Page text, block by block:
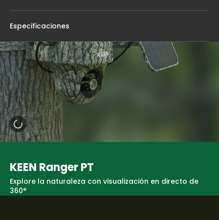
Especificaciones
KEEN Ranger PT
Explore la naturaleza con visualización en directo de
360°